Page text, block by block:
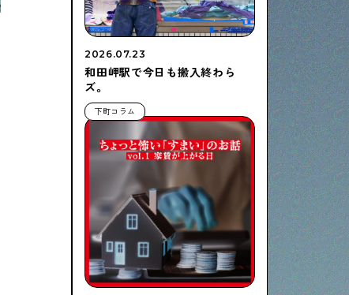
2026.07.23
和田岬駅で今日も搬入終わら
ズ。
下町コラム